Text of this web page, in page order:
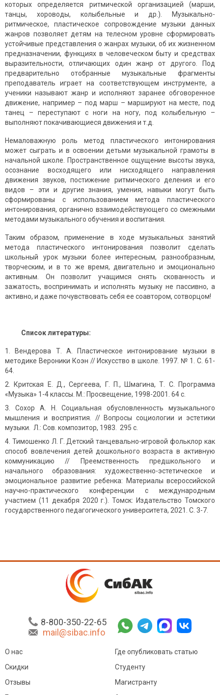
которых определяется ритмической организацией (марши,
танцы, хороводы, колыбельные и др.). Музыкально-
ритмическое, пластическое сопровождение музыки данных
жанров позволяет детям на телесном уровне сформировать
устойчивые представления о жанрах музыки, об их жизненном
предназначении, функциях в человеческом быту и средствах
выразительности, отличающих один жанр от другого. Под
предварительно отобранные музыкальные фрагменты
преподаватель играет на соответствующем инструменте, а
ученики называют жанр и исполняют заранее обговоренное
движение, например – под марш – маршируют на месте, под
танец – переступают с ноги на ногу, под колыбельную –
выполняют покачивающиеся движения и т.д.
Немаловажную роль метод пластического интонирования
может сыграть и в освоении детьми музыкальной грамоты в
начальной школе. Пространственное ощущение высоты звука,
осознание восходящего или нисходящего направления
движения звуков, постижение ритмического деления и его
видов – эти и другие знания, умения, навыки могут быть
сформированы с использованием метода пластического
интонирования, органично взаимодействующего со смежными
методами музыкального обучения и воспитания.
Таким образом, применение в ходе музыкальных занятий
метода пластического интонирования позволит сделать
школьный урок музыки более интересным, разнообразным,
творческим, и в то же время, двигательно и эмоционально
активным. Он позволит учащимся снять скованность и
зажатость, воспринимать и исполнять музыку не пассивно, а
активно, и даже почувствовать себя ее соавтором, сотворцом!
Список литературы:
Вендерова Т. А. Пластическое интонирование музыки в
методике Вероники Коэн // Искусство в школе. 1997. № 1. С. 61-
64.
Критская Е. Д., Сергеева, Г. П., Шмагина, Т. С. Программа
«Музыка» 1-4 классы. М.: Просвещение, 1998-2001. 64 с.
Сохор А. Н. Социальная обусловленность музыкального
мышления и восприятия. // Вопросы социологии и эстетики
музыки. Л.: Сов. композитор, 1983. 295 с.
Тимошенко Л. Г. Детский танцевально-игровой фольклор как
способ вовлечения детей дошкольного возраста в активную
коммуникацию // Преемственность предшкольного и
начального образования: художественно-эстетическое и
эмоциональное развитие ребенка: Материалы всероссийской
научно-практического конференции с международным
участием (11 декабря 2020 г.). Томск: Издательство Томского
государственного педагогического университета, 2021. С. 3-7.
8-800-350-22-65
mail@sibac.info
О нас
Скидки
Отзывы
Где опубликовать статью
Студенту
Магистранту